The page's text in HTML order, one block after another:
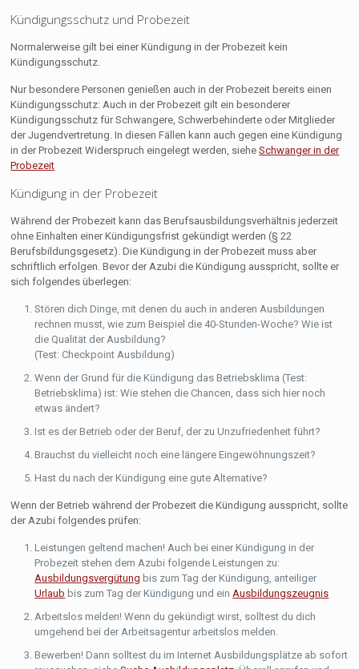
Kündigungsschutz und Probezeit
Normalerweise gilt bei einer Kündigung in der Probezeit kein
Kündigungsschutz.
Nur besondere Personen genießen auch in der Probezeit bereits einen
Kündigungsschutz: Auch in der Probezeit gilt ein besonderer
Kündigungsschutz für Schwangere, Schwerbehinderte oder Mitglieder
der Jugendvertretung. In diesen Fällen kann auch gegen eine Kündigung
in der Probezeit Widerspruch eingelegt werden, sieheSchwanger in der
Probezeit
Kündigung in der Probezeit
Während der Probezeit kann das Berufsausbildungsverhältnis jederzeit
ohne Einhalten einer Kündigungsfrist gekündigt werden (§ 22
Berufsbildungsgesetz). Die Kündigung in der Probezeit muss aber
schriftlich erfolgen. Bevor der Azubi die Kündigung ausspricht, sollte er
sich folgendes überlegen:
Stören dich Dinge, mit denen du auch in anderen Ausbildungen
rechnen musst, wie zum Beispiel die 40-Stunden-Woche? Wie ist
die Qualität der Ausbildung?
(Test: Checkpoint Ausbildung)
Wenn der Grund für die Kündigung das Betriebsklima (Test:
Betriebsklima) ist: Wie stehen die Chancen, dass sich hier noch
etwas ändert?
Ist es der Betrieb oder der Beruf, der zu Unzufriedenheit führt?
Brauchst du vielleicht noch eine längere Eingewöhnungszeit?
Hast du nach der Kündigung eine gute Alternative?
Wenn der Betrieb während der Probezeit die Kündigung ausspricht, sollte
der Azubi folgendes prüfen:
Leistungen geltend machen! Auch bei einer Kündigung in der
Probezeit stehen dem Azubi folgende Leistungen zu:
Ausbildungsvergütung bis zum Tag der Kündigung, anteiliger
Urlaub bis zum Tag der Kündigung und einAusbildungszeugnis
Arbeitslos melden! Wenn du gekündigt wirst, solltest du dich
umgehend bei der Arbeitsagentur arbeitslos melden.
Bewerben! Dann solltest du im Internet Ausbildungsplätze ab sofort